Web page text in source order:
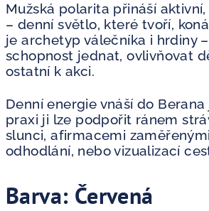
Mužská polarita přináší
– denní světlo, které tvoří,
je archetyp válečníka i hrdiny
schopnost jednat, ovlivňovat
ostatní k akci.
Denní energie vnáší do Berana
praxi ji lze podpořit ránem
slunci, afirmacemi
odhodlání, nebo vizualizací
Barva: Červená